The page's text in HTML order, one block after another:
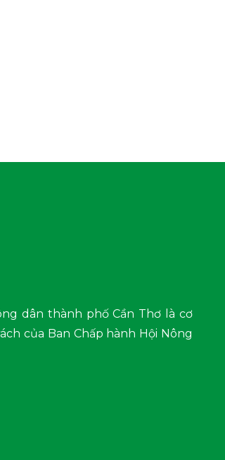
dân thành phố Cần Thơ là cơ
của Ban Chấp hành Hội Nông